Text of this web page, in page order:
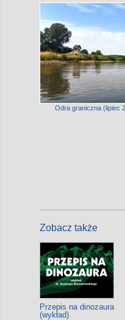
Odra graniczna (lipiec
Zobacz także
Przepis na dinozaura
(wykład)